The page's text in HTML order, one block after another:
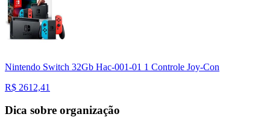
Nintendo Switch 32Gb Hac-001-01 1 Controle Joy-Con
R$ 2612,41
Dica sobre organização